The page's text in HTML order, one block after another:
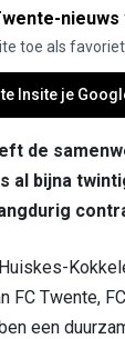
nieuws
toe als
Insite je
de
al bijna
FC Twente,
een